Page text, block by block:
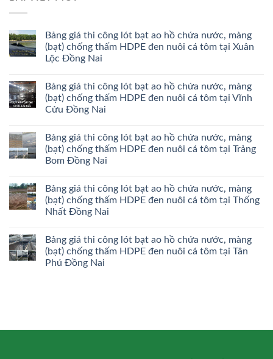
Bảng giá thi công lót bạt ao hồ chứa nước, màng
(bạt) chống thấm HDPE đen nuôi cá tôm tại Xuân
Lộc Đồng Nai
Bảng giá thi công lót bạt ao hồ chứa nước, màng
(bạt) chống thấm HDPE đen nuôi cá tôm tại Vĩnh
Cửu Đồng Nai
Bảng giá thi công lót bạt ao hồ chứa nước, màng
(bạt) chống thấm HDPE đen nuôi cá tôm tại Trảng
Bom Đồng Nai
Bảng giá thi công lót bạt ao hồ chứa nước, màng
(bạt) chống thấm HDPE đen nuôi cá tôm tại Thống
Nhất Đồng Nai
Bảng giá thi công lót bạt ao hồ chứa nước, màng
(bạt) chống thấm HDPE đen nuôi cá tôm tại Tân
Phú Đồng Nai